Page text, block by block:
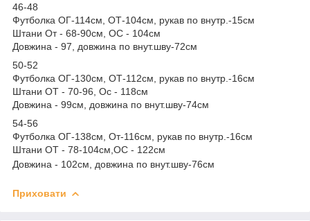
46-48
Футболка ОГ-114см, ОТ-104см, рукав по внутр.-15см
Штани От - 68-90см, ОС - 104см
Довжина - 97, довжина по внут.шву-72см
50-52
Футболка ОГ-130см, ОТ-112см, рукав по внутр.-16см
Штани ОТ - 70-96, Ос - 118см
Довжина - 99см, довжина по внут.шву-74см
54-56
Футболка ОГ-138см, От-116см, рукав по внутр.-16см
Штани ОТ - 78-104см,ОС - 122см
Довжина - 102см, довжина по внут.шву-76см
Приховати